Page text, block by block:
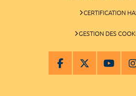
CERTIFICATION
GESTION DES